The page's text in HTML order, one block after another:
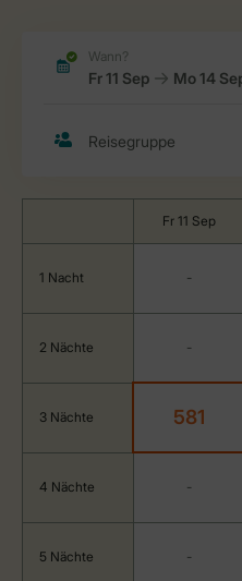
Fr 11 Sep
1 Nacht -
2 Nächte -
3 Nächte 581
4 Nächte -
5 Nächte -